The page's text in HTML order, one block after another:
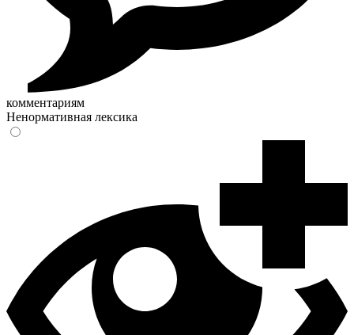
комментариям
Ненормативная лексика